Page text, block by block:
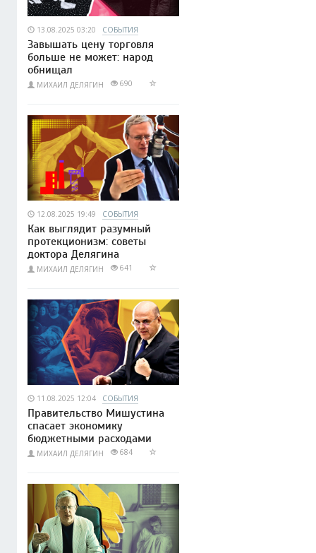
13.08.2025 03:20 СОБЫТИЯ
Завышать цену торговля
больше не может: народ
обнищал
МИХАИЛ ДЕЛЯГИН 690
12.08.2025 19:49 СОБЫТИЯ
Как выглядит разумный
протекционизм: советы
доктора Делягина
МИХАИЛ ДЕЛЯГИН 641
11.08.2025 12:04 СОБЫТИЯ
Правительство Мишустина
спасает экономику
бюджетными расходами
МИХАИЛ ДЕЛЯГИН 684